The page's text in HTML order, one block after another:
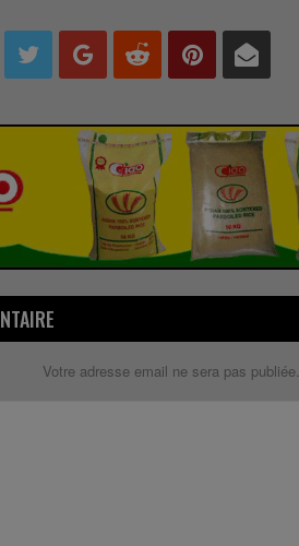
Votre adresse email ne sera pas publiée.